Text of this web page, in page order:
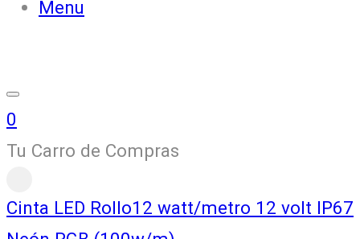
Menu
0
Tu Carro de Compras
Cinta LED Rollo12 watt/metro 12 volt IP67